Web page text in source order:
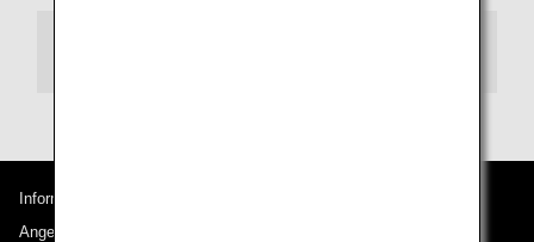
Informationen zu ANA
Angebote und Ankündigungen